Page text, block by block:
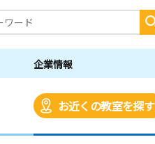
企業情報
お近くの教室を探す